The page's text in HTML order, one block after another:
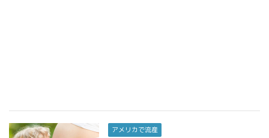
アメリカで流産